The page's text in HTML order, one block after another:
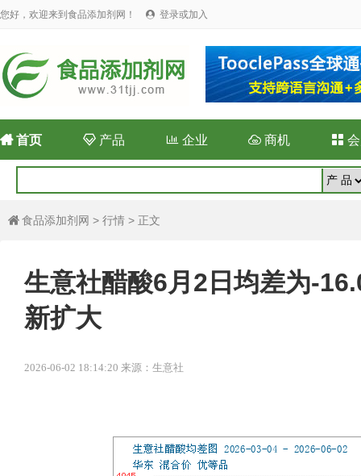
您好，欢迎来到食品添加剂网！  登录或加入
首页 产品 企业  商机 
 食品添加剂网 > 行情 > 正文
生意社醋酸6月2日均差为-
新扩大
2026-06-02 18:14:20 来源：生意社